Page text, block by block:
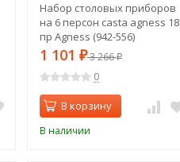
Набор столовых приборов
на 6 персон casta agness 18
пр Agness (942-556)
1 101 ₽3 266₽
0
В корзину
В наличии